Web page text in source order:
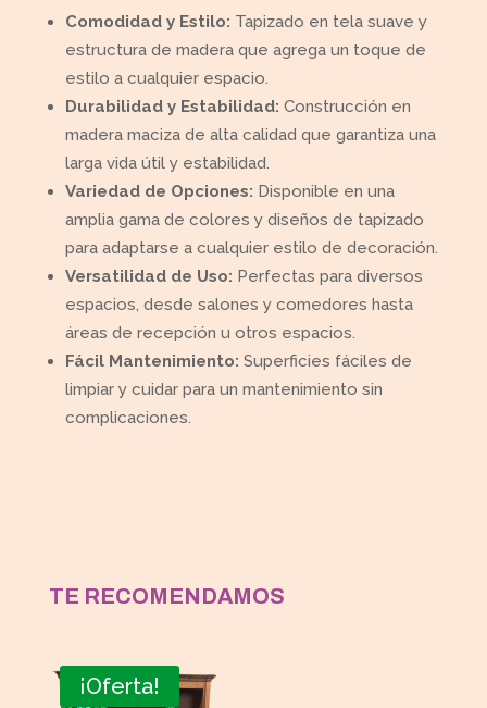
Comodidad y Estilo: Tapizado en tela suave y
estructura de madera que agrega un toque de
estilo a cualquier espacio.
Durabilidad y Estabilidad: Construcción en
madera maciza de alta calidad que garantiza una
larga vida útil y estabilidad.
Variedad de Opciones: Disponible en una
amplia gama de colores y diseños de tapizado
para adaptarse a cualquier estilo de decoración.
Versatilidad de Uso: Perfectas para diversos
espacios, desde salones y comedores hasta
áreas de recepción u otros espacios.
Fácil Mantenimiento: Superficies fáciles de
limpiar y cuidar para un mantenimiento sin
complicaciones.
TE RECOMENDAMOS
¡Oferta!